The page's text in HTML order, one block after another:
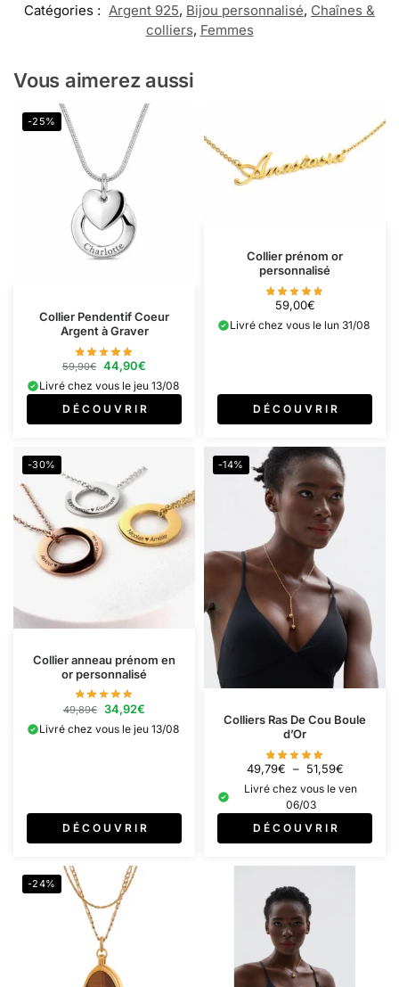
Catégories : Argent 925, Bijou personnalisé, Chaînes &
colliers, Femmes
Vous aimerez aussi
-25%
Collier Pendentif Coeur
Argent à Graver
59,90€ 44,90€
Livré chez vous le jeu 13/08
D É C O U V R I R
Collier prénom or
personnalisé
59,00€
Livré chez vous le lun 31/08
D É C O U V R I R
-30%
Collier anneau prénom en
or personnalisé
49,89€ 34,92€
Livré chez vous le jeu 13/08
D É C O U V R I R
-14%
Colliers Ras De Cou Boule
d’Or
49,79€ – 51,59€
Livré chez vous le ven
06/03
D É C O U V R I R
-24%